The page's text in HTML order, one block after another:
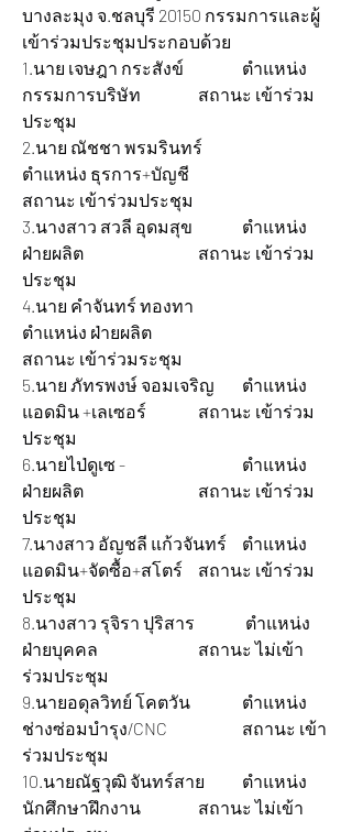
บางละมุง จ.ชลบุรี 20150 กรรมการและผู้
เข้าร่วมประชุมประกอบด้วย
1.นาย เจษฎา กระสังข์ 		ตำแหน่ง
กรรมการบริษัท 		สถานะ เข้าร่วม
ประชุม
2.นาย ณัชชา พรมรินทร์
ตำแหน่ง ธุรการ+บัญชี
สถานะ เข้าร่วมประชุม
3.นางสาว สวลี อุดมสุข 		ตำแหน่ง
ฝ่ายผลิต 			สถานะ เข้าร่วม
ประชุม
4.นาย คำจันทร์ ทองทา
ตำแหน่ง ฝ่ายผลิต
สถานะ เข้าร่วมระชุม
5.นาย ภัทรพงษ์ จอมเจริญ 	ตำแหน่ง
แอดมิน +เลเซอร์ 		สถานะ เข้าร่วม
ประชุม
6.นายไป่ดูเซ - 			ตำแหน่ง
ฝ่ายผลิต 			สถานะ เข้าร่วม
ประชุม
7.นางสาว อัญชลี แก้วจันทร์ 	ตำแหน่ง
แอดมิน+จัดซื้อ+สโตร์ 	สถานะ เข้าร่วม
ประชุม
8.นางสาว รุจิรา ปุริสาร		 ตำแหน่ง
ฝ่ายบุคคล 			สถานะ ไม่เข้า
ร่วมประชุม
9.นายอดุลวิทย์ โคตวัน 		ตำแหน่ง
ช่างซ่อมบำรุง/CNC 		สถานะ เข้า
ร่วมประชุม
10.นายณัฐวุฒิ จันทร์สาย 	ตำแหน่ง
นักศึกษาฝึกงาน 		สถานะ ไม่เข้า